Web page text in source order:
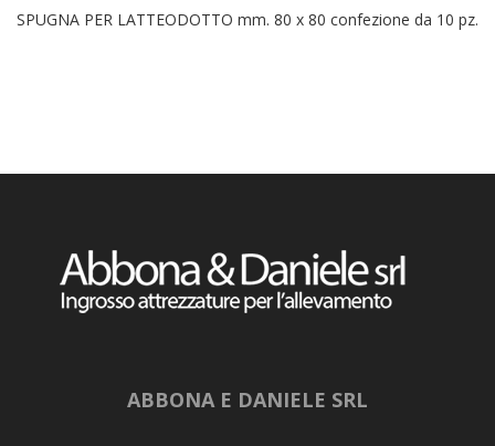
SPUGNA PER LATTEODOTTO mm. 80 x 80 confezione da 10 pz.
ABBONA E DANIELE SRL